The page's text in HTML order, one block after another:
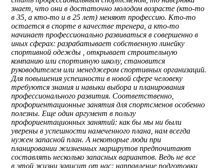
знает, что они в достаточно молодом возрасте (кто-то
в 35, а кто-то и в 25 лет) меняют профессию. Кто-то
остается в спорте в качестве тренера, а кто-то
начинает профессионально развиваться в совершенно в
иных сферах: разрабатывает собственную линейку
спортивной одежды , открывает строительную
компанию или спортивную школу, становится
руководителем или менеджером спортивных организаций.
Для повышения успешности в новой сфере человеку
требуются знания и навыки выбора и планирования
профессионального развития. Соответственно,
профориентационные занятия для спортсменов особенно
полезны. Еще один аргумент в пользу
профориентационных занятий: как бы мы ни были
уверены в успешности намеченного плана, нам всегда
нужен запасной план. А некоторые люди при
планировании жизненных маршрутов предпочитают
составлять несколько запасных вариантов. Ведь не все
в этой жизни зависит от нас: направление подготовки